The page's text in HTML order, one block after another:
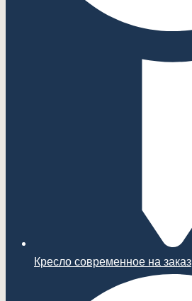
Кресло современное на заказ